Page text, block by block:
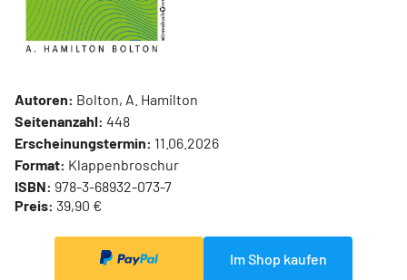
Autoren: Bolton, A. Hamilton
Seitenanzahl: 448
Erscheinungstermin: 11.06.2026
Format: Klappenbroschur
ISBN: 978-3-68932-073-7
Preis: 39,90 €
Im Shop kaufen